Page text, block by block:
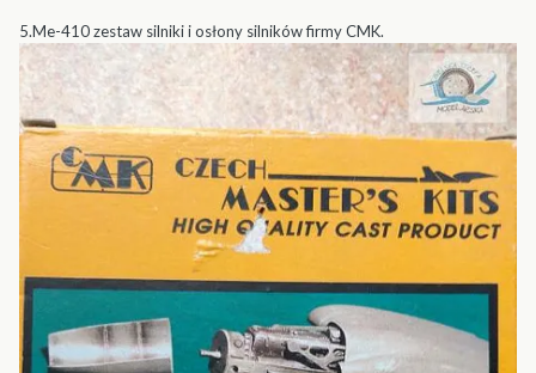
5.Me-410 zestaw silniki i osłony silników firmy CMK.